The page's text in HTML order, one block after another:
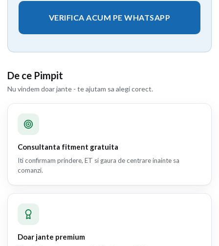
VERIFICA ACUM PE WHATSAPP
De ce Pimpit
Nu vindem doar jante - te ajutam sa alegi corect.
Consultanta fitment gratuita
Iti confirmam prindere, ET si gaura de centrare inainte sa
comanzi.
Doar jante premium